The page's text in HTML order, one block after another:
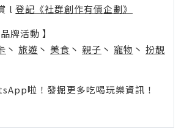
l 登記《社群創作有價企劃》
牌活動 】
丶 旅遊 丶 美食 丶 親子 丶 寵物 丶 扮靚
啦！發掘更多吃喝玩樂資訊！